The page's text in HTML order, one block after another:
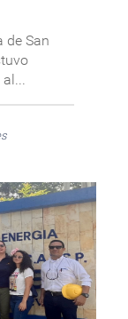
de San